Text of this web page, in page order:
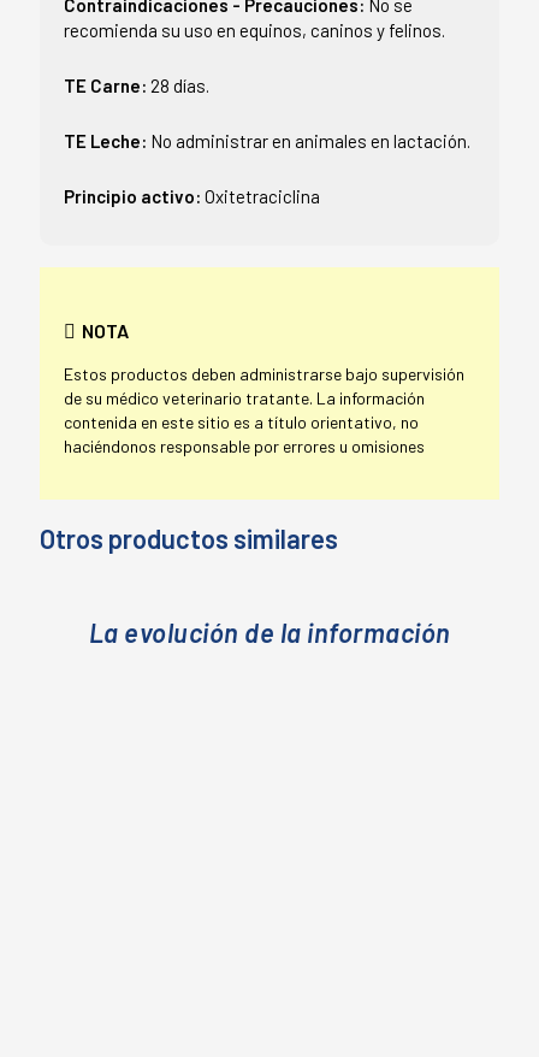
Contraindicaciones - Precauciones: No se
recomienda su uso en equinos, caninos y felinos.
TE Carne: 28 días.
TE Leche: No administrar en animales en lactación.
Principio activo: Oxitetraciclina
NOTA
Estos productos deben administrarse bajo supervisión
de su médico veterinario tratante. La información
contenida en este sitio es a título orientativo, no
haciéndonos responsable por errores u omisiones
Otros productos similares
La evolución de la información